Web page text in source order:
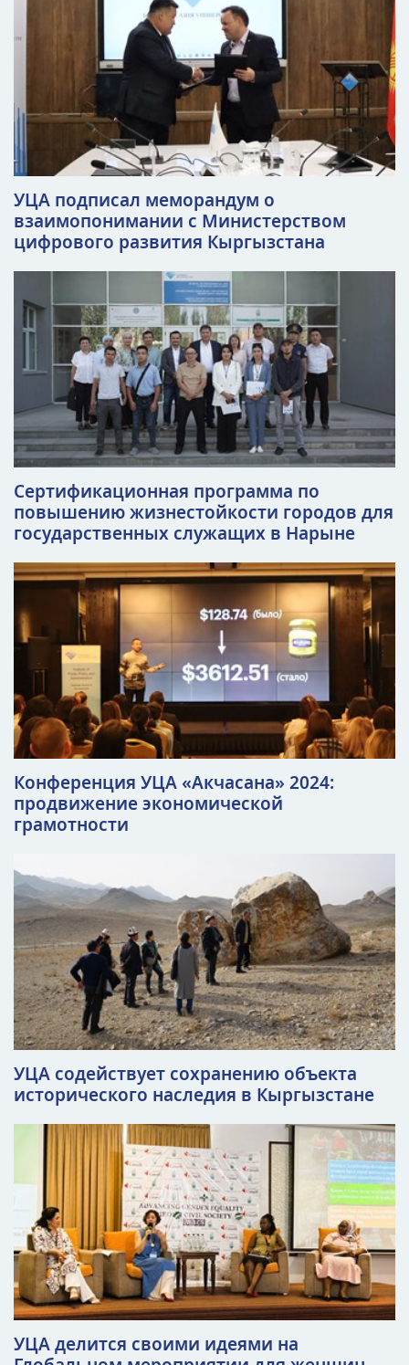
УЦА подписал меморандум о
взаимопонимании с Министерством
цифрового развития Кыргызстана
Сертификационная программа по
повышению жизнестойкости городов для
государственных служащих в Нарыне
Конференция УЦА «‎Акчасана» 2024:
продвижение экономической
грамотности
УЦА содействует сохранению объекта
исторического наследия в Кыргызстане
УЦА делится своими идеями на